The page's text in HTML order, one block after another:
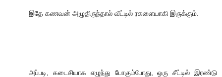
இதே கணவன் அழுதிருந்தால் வீட்டில் ரகளையாகி இருக்கும்.
அப்படி, கடைசியாக எழுந்து போகும்போது, ஒரு சீட்டில் இரண்டு